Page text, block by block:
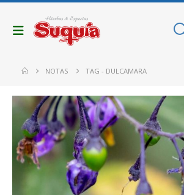
NOTAS TAG - DULCAMARA